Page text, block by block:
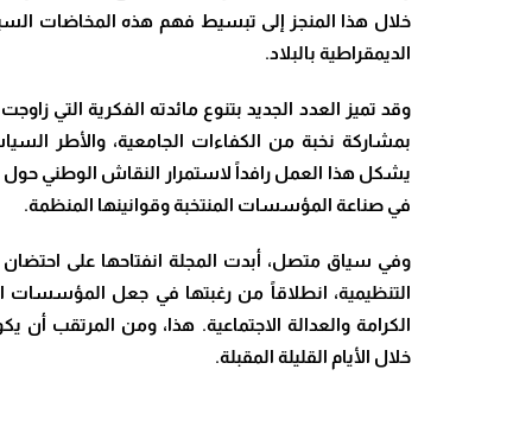
خلال هذا المنجز إلى تبسيط فهم هذه المخاضات
الديمقراطية بالبلاد.
وقد تميز العدد الجديد بتنوع مائدته الفكرية التي
بمشاركة نخبة من الكفاءات الجامعية، والأطر
يشكل هذا العمل رافداً لاستمرار النقاش الوطني حول
في صناعة المؤسسات المنتخبة وقوانينها المنظمة.
وفي سياق متصل، أبدت المجلة انفتاحها على احتضان
التنظيمية، انطلاقاً من رغبتها في جعل المؤسسات
الكرامة والعدالة الاجتماعية. هذا، ومن المرتقب
خلال الأيام القليلة المقبلة.